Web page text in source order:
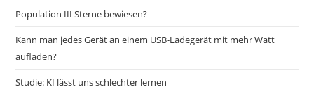
Population III Sterne bewiesen?
Kann man jedes Gerät an einem USB-Ladegerät mit mehr Watt
aufladen?
Studie: KI lässt uns schlechter lernen